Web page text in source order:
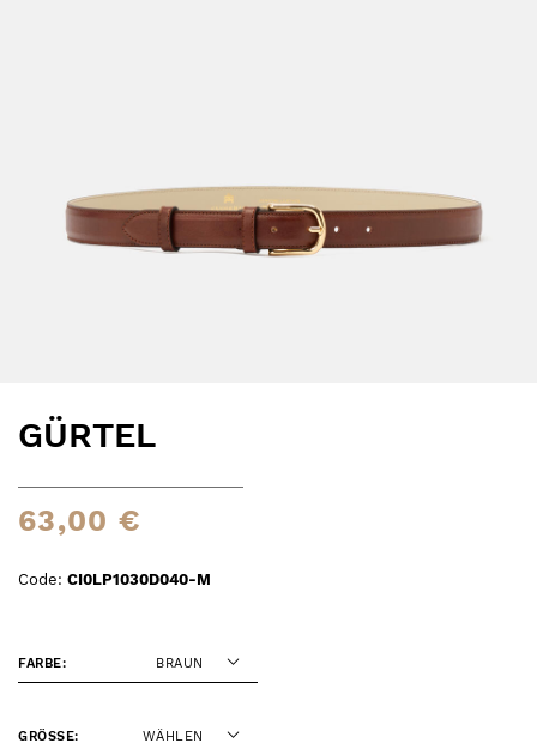
GÜRTEL
63,00 €
Code: CI0LP1030D040-M
FARBE: BRAUN
GRÖSSE: WÄHLEN